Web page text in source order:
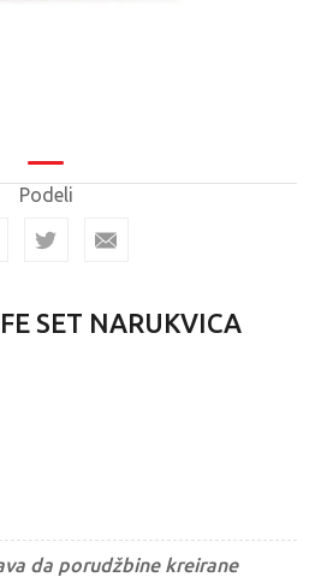
Podeli
SET NARUKVICA
da porudžbine kreirane